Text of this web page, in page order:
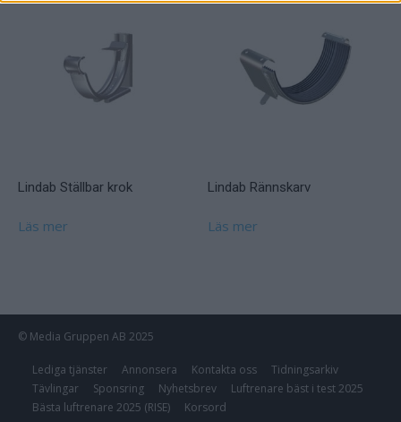
Lindab Ställbar krok
Läs mer
Lindab Rännskarv
Läs mer
© Media Gruppen AB 2025
Lediga tjänster Annonsera Kontakta oss
Tidningsarkiv
Tävlingar
Sponsring Nyhetsbrev
Luftrenare bäst i test 2025
Bästa luftrenare 2025 (RISE)
Korsord